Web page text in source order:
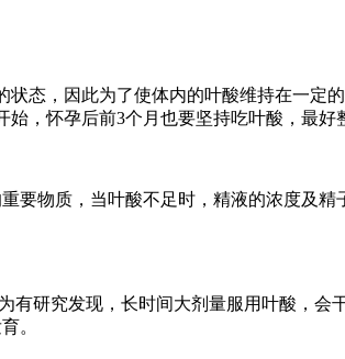
态，因此为了使体内的叶酸维持在一定
，怀孕后前3个月也要坚持吃叶酸，最好
要物质，当叶酸不足时，精液的浓度及
研究发现，长时间大剂量服用叶酸，
。